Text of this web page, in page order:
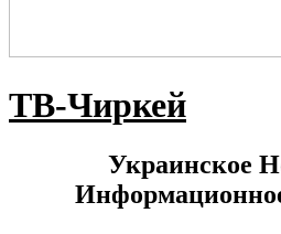
ТВ-Чиркей
Украинское